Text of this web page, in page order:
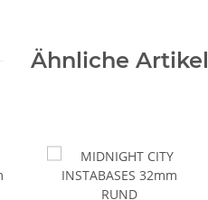
Ähnliche Artikel